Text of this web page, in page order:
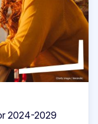
2024-2029